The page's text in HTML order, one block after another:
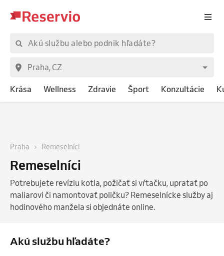
Krása Wellness Zdravie Šport Konzultácie
Praha Remeselníci
Remeselníci
Potrebujete revíziu kotla, požičať si vŕtačku, upratať po
maliarovi či namontovať poličku? Remeselnícke služby aj
hodinového manžela si objednáte online.
Akú službu hľadáte?